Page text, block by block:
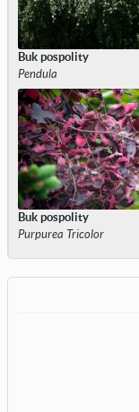
Buk pospolity
Pendula
Buk pospolity
Purpurea Tricolor